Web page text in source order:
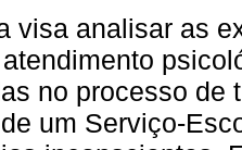
visa analisar as
no processo de
um Serviço-